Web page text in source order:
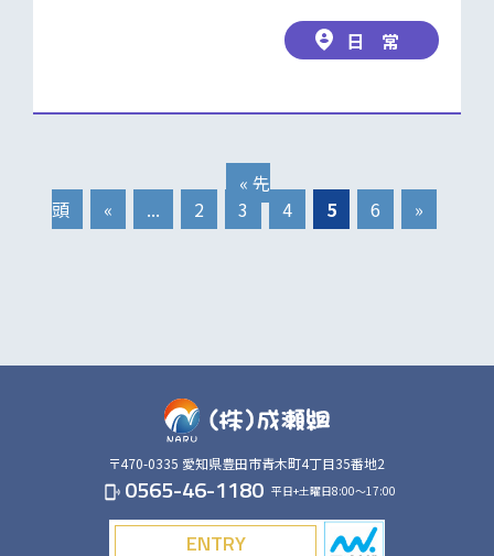
日 常
« 先
頭
« ... 2 3 4 5 6 »
〒470-0335 愛知県豊田市青木町4丁目35番地2
phonelink_ring 0565-46-1180 平日+土曜日8:00～17:00
ENTRY